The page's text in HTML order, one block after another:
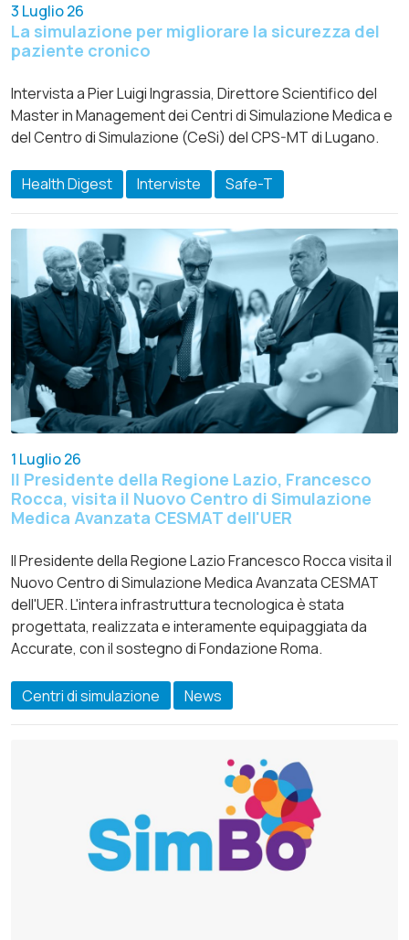
3 Luglio 26
La simulazione per migliorare la sicurezza del
paziente cronico
Intervista a Pier Luigi Ingrassia, Direttore Scientifico del
Master in Management dei Centri di Simulazione Medica e
del Centro di Simulazione (CeSi) del CPS-MT di Lugano.
Health Digest Interviste Safe-T
1 Luglio 26
Il Presidente della Regione Lazio, Francesco
Rocca, visita il Nuovo Centro di Simulazione
Medica Avanzata CESMAT dell'UER
Il Presidente della Regione Lazio Francesco Rocca visita il
Nuovo Centro di Simulazione Medica Avanzata CESMAT
dell'UER. L'intera infrastruttura tecnologica è stata
progettata, realizzata e interamente equipaggiata da
Accurate, con il sostegno di Fondazione Roma.
Centri di simulazione News